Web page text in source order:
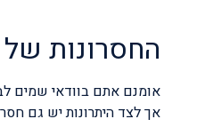
החסרונות
אומנם אתם בוודאי שמים
אך לצד היתרונות יש גם